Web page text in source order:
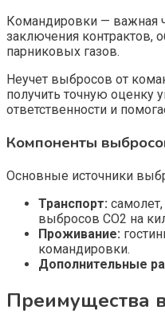
Командировки — важная
заключения контрактов,
парниковых газов.
Неучет выбросов от
получить точную оценку
ответственности и
Компоненты
Основные источники
Транспорт:
выбросов СО2 на
Проживание:
командировки.
Дополнительные
Преимущества